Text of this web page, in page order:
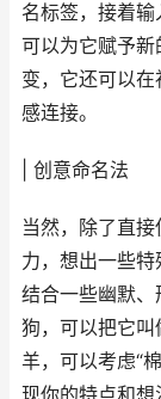
名标签，接着
可以为它赋予
变，它还可以
感连接。
| 创意命名法
当然，除了直
力，想出一些特
结合一些幽默
狗，可以把它叫
羊，可以考虑“